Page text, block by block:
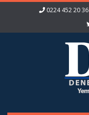
0224 452 20 36